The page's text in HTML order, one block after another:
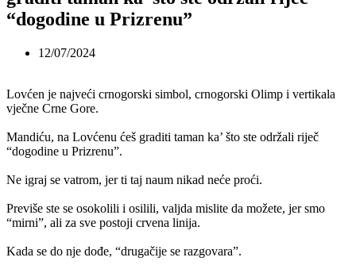
“dogodine u Prizrenu”
12/07/2024
Lovćen je najveći crnogorski simbol, crnogorski Olimp i vertikala
vječne Crne Gore.
Mandiću, na Lovćenu ćeš graditi taman ka’ što ste održali riječ
“dogodine u Prizrenu”.
Ne igraj se vatrom, jer ti taj naum nikad neće proći.
Previše ste se osokolili i osilili, valjda mislite da možete, jer smo
“mirni”, ali za sve postoji crvena linija.
Kada se do nje dođe, “drugačije se razgovara”.